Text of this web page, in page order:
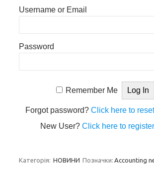
Username or Email
Password
Remember Me
Forgot password?Click here to
New User?Click here to register
Категорія: НОВИНИ Позначки: Accounting